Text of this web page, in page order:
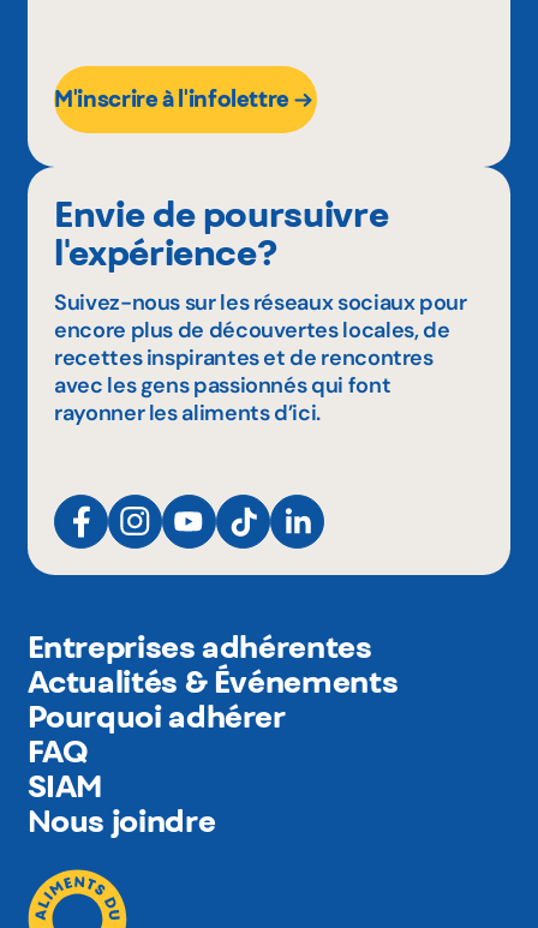
M'inscrire à l'infolettre
Envie de poursuivre
l'expérience?
Suivez-nous sur les réseaux sociaux pour
encore plus de découvertes locales, de
recettes inspirantes et de rencontres
avec les gens passionnés qui font
rayonner les aliments d’ici.
Entreprises adhérentes
Actualités & Événements
Pourquoi adhérer
FAQ
SIAM
Nous joindre